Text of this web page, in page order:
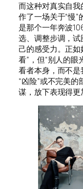
而这种对真实自
作了一场关于“慢
是那个一年奔波
选、调整步调，
己的感受力。正
看”，但“别人的
看者本身，而不
“凶险”或不完美
谋，放下表现得更